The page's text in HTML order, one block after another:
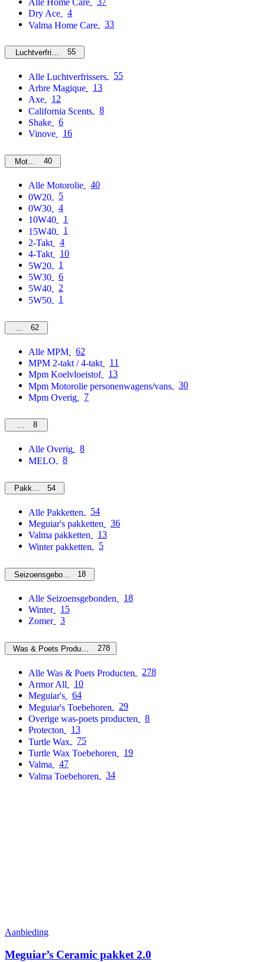
Dry Ace
4
Valma Home Care
33
Luchtverfrissers55
Alle Luchtverfrissers
55
Arbre Magique
13
Axe
12
California Scents
8
Shake
6
Vinove
16
Motorolie40
Alle Motorolie
40
0W20
5
0W30
4
10W40
1
15W40
1
2-Takt
4
4-Takt
10
5W20
1
5W30
6
5W40
2
5W50
1
MPM62
Alle MPM
62
MPM 2-takt / 4-takt
11
Mpm Koelvloeistof
13
Mpm Motorolie personenwagens/vans
30
Mpm Overig
7
Overig
8
Alle Overig
8
MELO
8
Pakketten54
Alle Pakketten
54
Meguiar's pakketten
36
Valma pakketten
13
Winter pakketten
5
Seizoensgebonden18
Alle Seizoensgebonden
18
Winter
15
Zomer
3
Was & Poets Producten 278
Alle Was & Poets Producten
278
Armor All
10
Meguiar's
64
Meguiar's Toebehoren
29
Overige was-poets producten
8
Protecton
13
Turtle Wax
75
Turtle Wax Toebehoren
19
Valma
47
Valma Toebehoren
34
Aanbieding
Meguiar’s Ceramic pakket 2.0